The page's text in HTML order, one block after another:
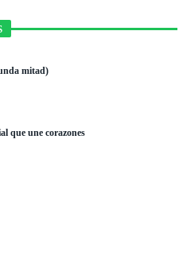
mitad)
que une corazones